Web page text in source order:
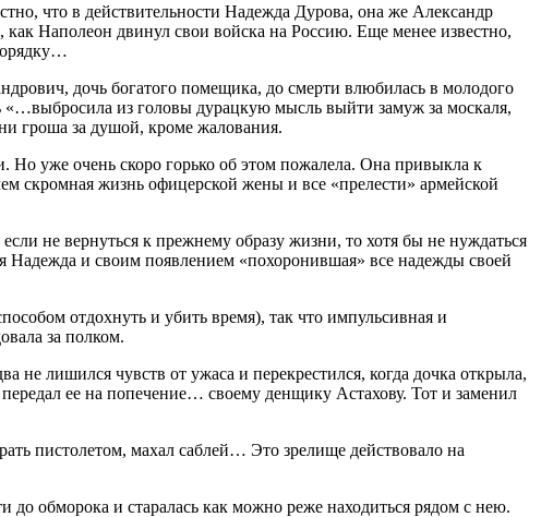
что в действительности Надежда Дурова, она же Александр
Наполеон двинул свои войска на Россию. Еще менее известно,
дочь богатого помещика, до смерти влюбилась в молодого
«…выбросила из головы дурацкую мысль выйти замуж за москаля,
гроша за душой, кроме жалования.
Но уже очень скоро горько об этом пожалела. Она привыкла к
скромная жизнь офицерской жены и все «прелести» армейской
не вернуться к прежнему образу жизни, то хотя бы не нуждаться
Надежда и своим появлением «похоронившая» все надежды своей
отдохнуть и убить время), так что импульсивная и
за полком.
лишился чувств от ужаса и перекрестился, когда дочка открыла,
ее на попечение… своему денщику Астахову. Тот и заменил
пистолетом, махал саблей… Это зрелище действовало на
обморока и старалась как можно реже находиться рядом с нею.